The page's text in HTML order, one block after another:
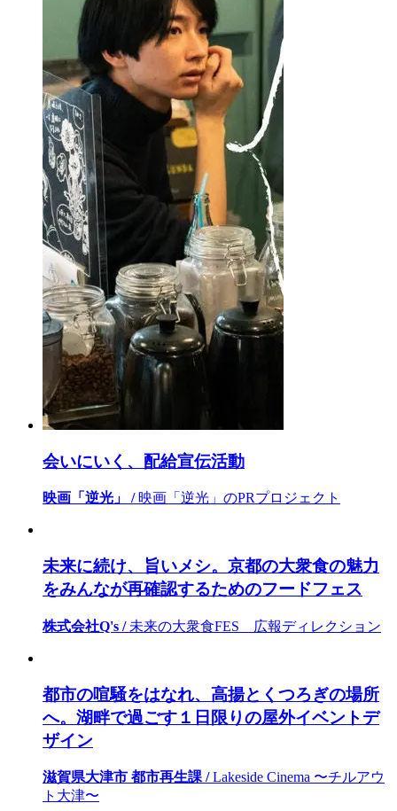
会いにいく、配給宣伝活動
映画「逆光」 / 映画「逆光」のPRプロジェクト
未来に続け、旨いメシ。京都の大衆食の魅力
をみんなが再確認するためのフードフェス
株式会社Q's / 未来の大衆食FES 広報ディレクション
都市の喧騒をはなれ、高揚とくつろぎの場所
へ。湖畔で過ごす１日限りの屋外イベントデ
ザイン
滋賀県大津市 都市再生課 /Lakeside Cinema 〜チルアウ
ト大津〜